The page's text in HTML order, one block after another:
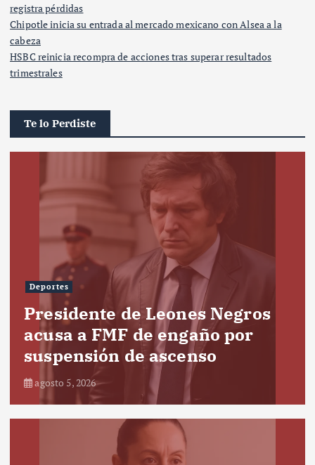
registra pérdidas
Chipotle inicia su entrada al mercado mexicano con Alsea a la
cabeza
HSBC reinicia recompra de acciones tras superar resultados
trimestrales
Te lo Perdiste
Deportes
Presidente de Leones Negros
acusa a FMF de engaño por
suspensión de ascenso
agosto 5, 2026